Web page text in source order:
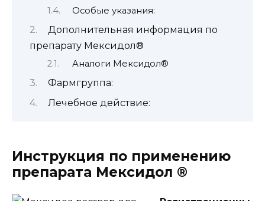
Особые указания:
Дополнительная информация по
препарату Мексидол®
Аналоги Мексидол®
Фармгруппа:
Лечебное действие:
Инструкция по применению
препарата Мексидол ®